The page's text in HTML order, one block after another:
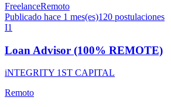
FreelanceRemoto
Publicado hace 1 mes(es)120 postulaciones
I1
Loan Advisor (100% REMOTE)
iNTEGRITY 1ST CAPITAL
Remoto